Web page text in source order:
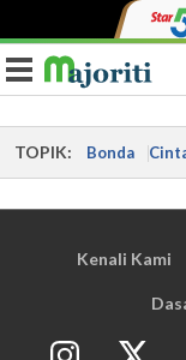
Toggle navigation
TOPIK: Bonda
Kenali Kami